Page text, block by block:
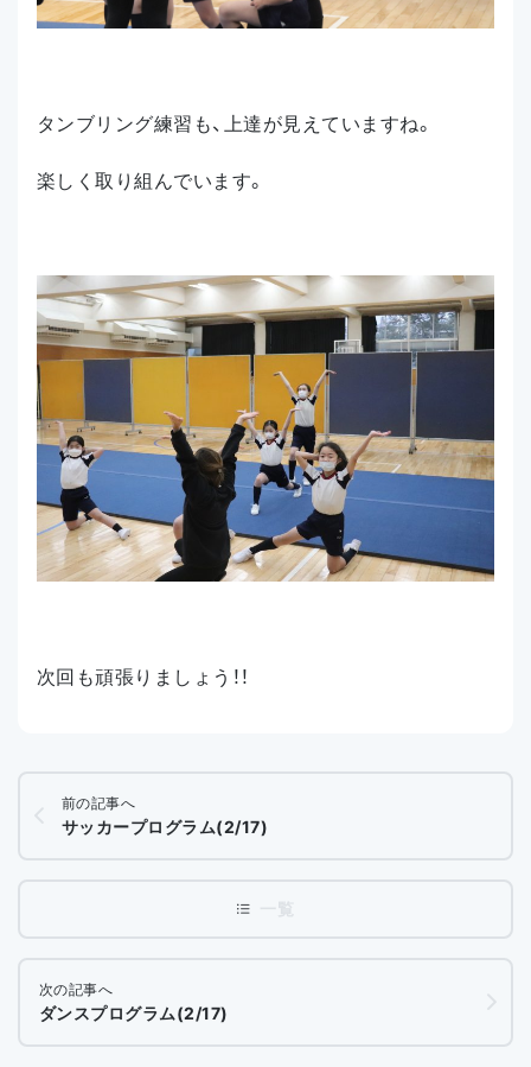
タンブリング練習も、上達が見えていますね。
楽しく取り組んでいます。
次回も頑張りましょう！！
前の記事へ
サッカープログラム(2/17)
次の記事へ
ダンスプログラム(2/17)